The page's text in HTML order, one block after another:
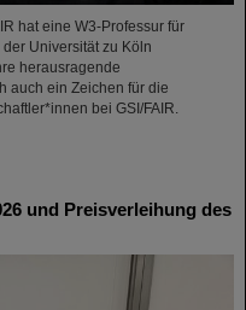
hat eine W3-Professur für
Universität zu Köln
herausragende
auch ein Zeichen für die
bei GSI/FAIR.
und Preisverleihung des